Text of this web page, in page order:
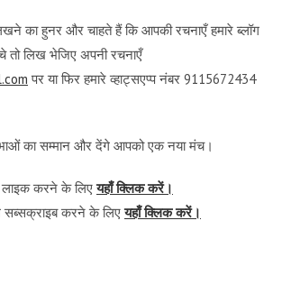
का हुनर और चाहते हैं कि आपकी रचनाएँ हमारे ब्लॉग
तो लिख भेजिए अपनी रचनाएँ
पर या फिर हमारे व्हाट्सएप्प नंबर 9115672434
का सम्मान और देंगे आपको एक नया मंच।
लाइक करने के लिएयहाँ क्लिक करें।
सब्सक्राइब करने के लिएयहाँ क्लिक करें।